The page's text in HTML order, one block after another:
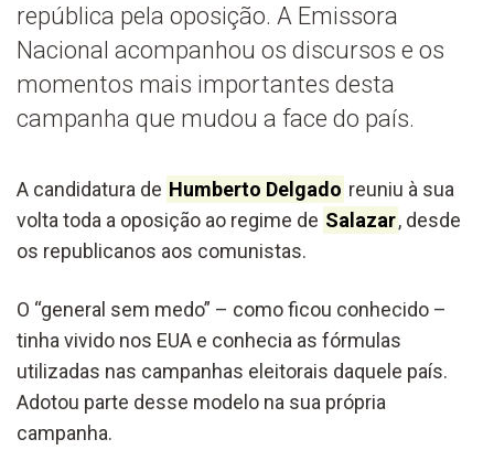
república pela oposição. A Emissora
Nacional acompanhou os discursos e os
momentos mais importantes desta
campanha que mudou a face do país.
A candidatura de Humberto Delgado reuniu à sua
volta toda a oposição ao regime de Salazar, desde
os republicanos aos comunistas.
O “general sem medo” – como ficou conhecido –
tinha vivido nos EUA e conhecia as fórmulas
utilizadas nas campanhas eleitorais daquele país.
Adotou parte desse modelo na sua própria
campanha.